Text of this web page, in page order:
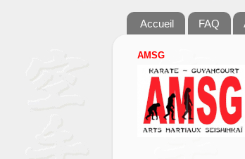
Accueil FAQ
AMSG